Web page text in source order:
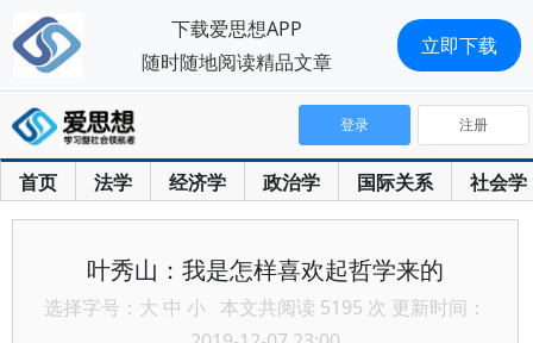
首页 法学 经济学 政治学 国际关系 社会学
登录 注册
叶秀山：我是怎样喜欢起哲学来的
选择字号： 大 中 小 本文共阅读 5195 次 更新时间：
下载爱思想APP
随时随地阅读精品文章
立即下载